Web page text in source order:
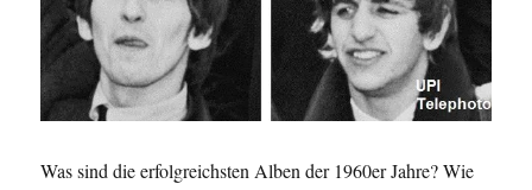
Was sind die erfolgreichsten Alben der 1960er Jahre? Wie